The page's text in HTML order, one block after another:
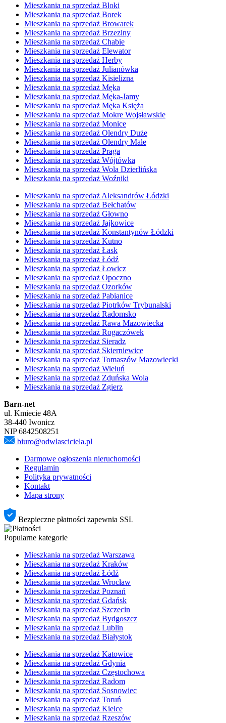
Mieszkania na sprzedaż Bloki
Mieszkania na sprzedaż Borek
Mieszkania na sprzedaż Browarek
Mieszkania na sprzedaż Brzeziny
Mieszkania na sprzedaż Chabie
Mieszkania na sprzedaż Elewator
Mieszkania na sprzedaż Herby
Mieszkania na sprzedaż Julianówka
Mieszkania na sprzedaż Kisielizna
Mieszkania na sprzedaż Męka
Mieszkania na sprzedaż Męka-Jamy
Mieszkania na sprzedaż Męka Księża
Mieszkania na sprzedaż Mokre Wojsławskie
Mieszkania na sprzedaż Monice
Mieszkania na sprzedaż Olendry Duże
Mieszkania na sprzedaż Olendry Małe
Mieszkania na sprzedaż Praga
Mieszkania na sprzedaż Wójtówka
Mieszkania na sprzedaż Wola Dzierlińska
Mieszkania na sprzedaż Woźniki
Mieszkania na sprzedaż Aleksandrów Łódzki
Mieszkania na sprzedaż Bełchatów
Mieszkania na sprzedaż Głowno
Mieszkania na sprzedaż Jajkowice
Mieszkania na sprzedaż Konstantynów Łódzki
Mieszkania na sprzedaż Kutno
Mieszkania na sprzedaż Łask
Mieszkania na sprzedaż Łódź
Mieszkania na sprzedaż Łowicz
Mieszkania na sprzedaż Opoczno
Mieszkania na sprzedaż Ozorków
Mieszkania na sprzedaż Pabianice
Mieszkania na sprzedaż Piotrków Trybunalski
Mieszkania na sprzedaż Radomsko
Mieszkania na sprzedaż Rawa Mazowiecka
Mieszkania na sprzedaż Rogaczówek
Mieszkania na sprzedaż Sieradz
Mieszkania na sprzedaż Skierniewice
Mieszkania na sprzedaż Tomaszów Mazowiecki
Mieszkania na sprzedaż Wieluń
Mieszkania na sprzedaż Zduńska Wola
Mieszkania na sprzedaż Zgierz
Barn-net
ul. Kmiecie 48A
38-440 Iwonicz
NIP 6842508251
biuro@odwlasciciela.pl
Darmowe ogłoszenia nieruchomości
Regulamin
Polityka prywatności
Kontakt
Mapa strony
Bezpieczne płatności zapewnia SSL
Popularne kategorie
Mieszkania na sprzedaż Warszawa
Mieszkania na sprzedaż Kraków
Mieszkania na sprzedaż Łódź
Mieszkania na sprzedaż Wrocław
Mieszkania na sprzedaż Poznań
Mieszkania na sprzedaż Gdańsk
Mieszkania na sprzedaż Szczecin
Mieszkania na sprzedaż Bydgoszcz
Mieszkania na sprzedaż Lublin
Mieszkania na sprzedaż Białystok
Mieszkania na sprzedaż Katowice
Mieszkania na sprzedaż Gdynia
Mieszkania na sprzedaż Częstochowa
Mieszkania na sprzedaż Radom
Mieszkania na sprzedaż Sosnowiec
Mieszkania na sprzedaż Toruń
Mieszkania na sprzedaż Kielce
Mieszkania na sprzedaż Rzeszów